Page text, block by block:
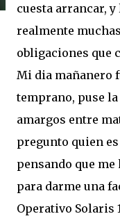
cuesta arrancar,
realmente
obligaciones que
Mi dia mañanero
temprano, puse
amargos entre
pregunto quien es
pensando que
para darme una
Operativo Solaris